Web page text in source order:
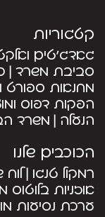
קטגוריות
גאדג’טים
סביבת משרד
מחנאות ספורט
הפקות דפוס
הנעלה משרד
הכוכבים שלנו
רמקול טנגו
אוזניות בלוטוס
ערכת נסיעות